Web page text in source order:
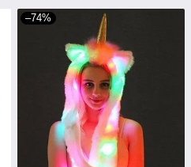
–74%